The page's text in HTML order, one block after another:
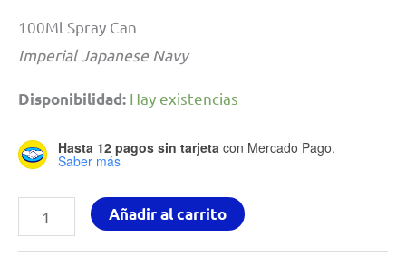
100Ml Spray Can
Imperial Japanese Navy
Disponibilidad: Hay existencias
Hasta 12 pagos sin tarjeta con Mercado Pago.
Saber más
Grey
Añadir al carrito